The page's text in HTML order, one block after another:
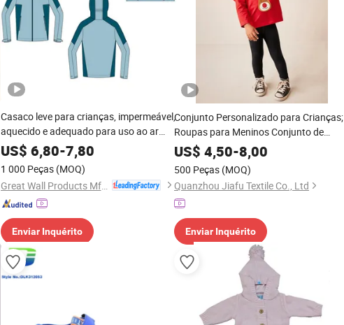
Casaco leve para crianças, impermeável,
aquecido e adequado para uso ao ar
livre
US$ 6,80-7,80
1 000 Peças (MOQ)
Great Wall Products Mfg., Ltd.
Enviar Inquérito
Conjunto Personalizado para Crianças;
Roupas para Meninos Conjunto de
Roupa para Meninas - Camiseta +
Calças
US$ 4,50-8,00
500 Peças (MOQ)
Quanzhou Jiafu Textile Co., Ltd
Enviar Inquérito